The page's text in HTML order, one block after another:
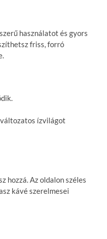
használatot és gyors
friss, forró
ízvilágot
hozzá. Az oldalon széles
kávé szerelmesei